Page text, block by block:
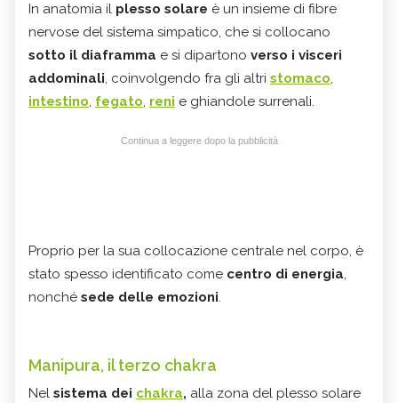
In anatomia il plesso solare è un insieme di fibre
nervose del sistema simpatico, che si collocano
sotto il diaframma e si dipartono verso i visceri
addominali, coinvolgendo fra gli altri stomaco,
intestino, fegato, reni e ghiandole surrenali.
Continua a leggere dopo la pubblicità
Proprio per la sua collocazione centrale nel corpo, è
stato spesso identificato come centro di energia,
nonché sede delle emozioni.
Manipura, il terzo chakra
Nel sistema dei chakra, alla zona del plesso solare